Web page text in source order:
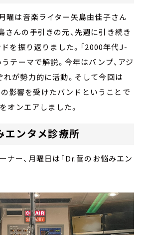
月曜は音楽ライター矢島由佳子さん
さんの手引きの元、先週に引き続き
を振り返りました。「2000年代J-
テーマで解説。今年はバンプ、アジ
れが勢力的に活動。そして今回は
の影響を受けたバンドということで
をオンエアしました。
エンタメ診療所
ナー、月曜日は「Dr.菅のお悩みエン